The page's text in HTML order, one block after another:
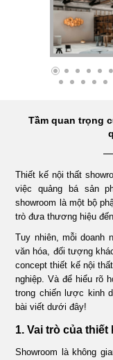
Tầm quan trọng
Thiết kế nội thất
việc quảng bá sản
showroom là một bộ
trò đưa thương hiệu
Tuy nhiên, mỗi doanh
văn hóa, đối tượng
concept thiết kế nội
nghiệp. Và để hiểu rõ
trong chiến lược kinh
bài viết dưới đây!
1. Vai trò của
Showroom là không